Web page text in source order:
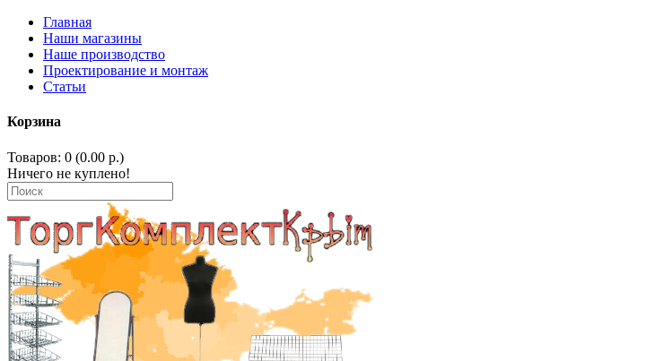
Главная
Наши магазины
Наше производство
Проектирование и монтаж
Статьи
Корзина
Товаров: 0 (0.00 р.)
Ничего не куплено!